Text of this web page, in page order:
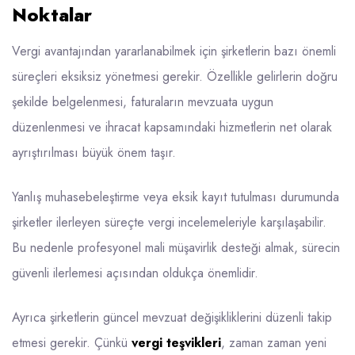
Noktalar
Vergi avantajından yararlanabilmek için şirketlerin bazı önemli
süreçleri eksiksiz yönetmesi gerekir. Özellikle gelirlerin doğru
şekilde belgelenmesi, faturaların mevzuata uygun
düzenlenmesi ve ihracat kapsamındaki hizmetlerin net olarak
ayrıştırılması büyük önem taşır.
Yanlış muhasebeleştirme veya eksik kayıt tutulması durumunda
şirketler ilerleyen süreçte vergi incelemeleriyle karşılaşabilir.
Bu nedenle profesyonel mali müşavirlik desteği almak, sürecin
güvenli ilerlemesi açısından oldukça önemlidir.
Ayrıca şirketlerin güncel mevzuat değişikliklerini düzenli takip
etmesi gerekir. Çünkü vergi teşvikleri, zaman zaman yeni